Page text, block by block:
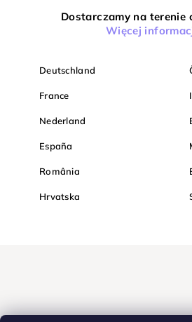
Dostarczamy na terenie
Więcej
Deutschland
France
Nederland
España
România
Hrvatska